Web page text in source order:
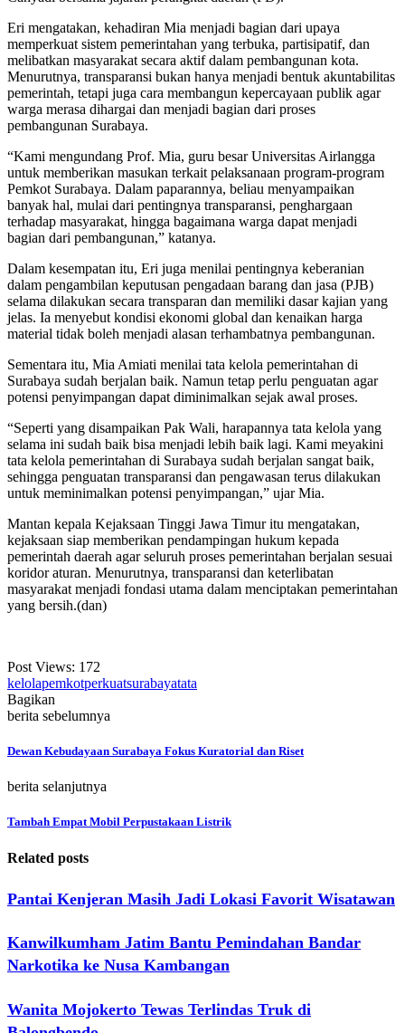
Eri mengatakan, kehadiran Mia menjadi bagian dari upaya
memperkuat sistem pemerintahan yang terbuka, partisipatif, dan
melibatkan masyarakat secara aktif dalam pembangunan kota.
Menurutnya, transparansi bukan hanya menjadi bentuk akuntabilitas
pemerintah, tetapi juga cara membangun kepercayaan publik agar
warga merasa dihargai dan menjadi bagian dari proses
pembangunan Surabaya.
“Kami mengundang Prof. Mia, guru besar Universitas Airlangga
untuk memberikan masukan terkait pelaksanaan program-program
Pemkot Surabaya. Dalam paparannya, beliau menyampaikan
banyak hal, mulai dari pentingnya transparansi, penghargaan
terhadap masyarakat, hingga bagaimana warga dapat menjadi
bagian dari pembangunan,” katanya.
Dalam kesempatan itu, Eri juga menilai pentingnya keberanian
dalam pengambilan keputusan pengadaan barang dan jasa (PJB)
selama dilakukan secara transparan dan memiliki dasar kajian yang
jelas. Ia menyebut kondisi ekonomi global dan kenaikan harga
material tidak boleh menjadi alasan terhambatnya pembangunan.
Sementara itu, Mia Amiati menilai tata kelola pemerintahan di
Surabaya sudah berjalan baik. Namun tetap perlu penguatan agar
potensi penyimpangan dapat diminimalkan sejak awal proses.
“Seperti yang disampaikan Pak Wali, harapannya tata kelola yang
selama ini sudah baik bisa menjadi lebih baik lagi. Kami meyakini
tata kelola pemerintahan di Surabaya sudah berjalan sangat baik,
sehingga penguatan transparansi dan pengawasan terus dilakukan
untuk meminimalkan potensi penyimpangan,” ujar Mia.
Mantan kepala Kejaksaan Tinggi Jawa Timur itu mengatakan,
kejaksaan siap memberikan pendampingan hukum kepada
pemerintah daerah agar seluruh proses pemerintahan berjalan sesuai
koridor aturan. Menurutnya, transparansi dan keterlibatan
masyarakat menjadi fondasi utama dalam menciptakan pemerintahan
yang bersih.(dan)
Post Views: 172
kelolapemkotperkuatsurabayatata
Bagikan
berita sebelumnya
Dewan Kebudayaan Surabaya Fokus Kuratorial dan Riset
berita selanjutnya
Tambah Empat Mobil Perpustakaan Listrik
Related posts
Pantai Kenjeran Masih Jadi Lokasi Favorit Wisatawan
Kanwilkumham Jatim Bantu Pemindahan Bandar
Narkotika ke Nusa Kambangan
Wanita Mojokerto Tewas Terlindas Truk di